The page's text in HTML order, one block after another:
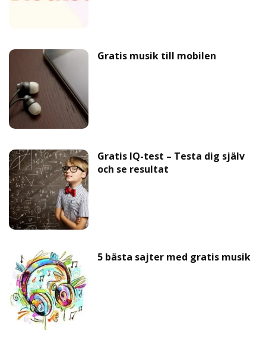
Gratis musik till mobilen
Gratis IQ-test – Testa dig själv
och se resultat
5 bästa sajter med gratis musik